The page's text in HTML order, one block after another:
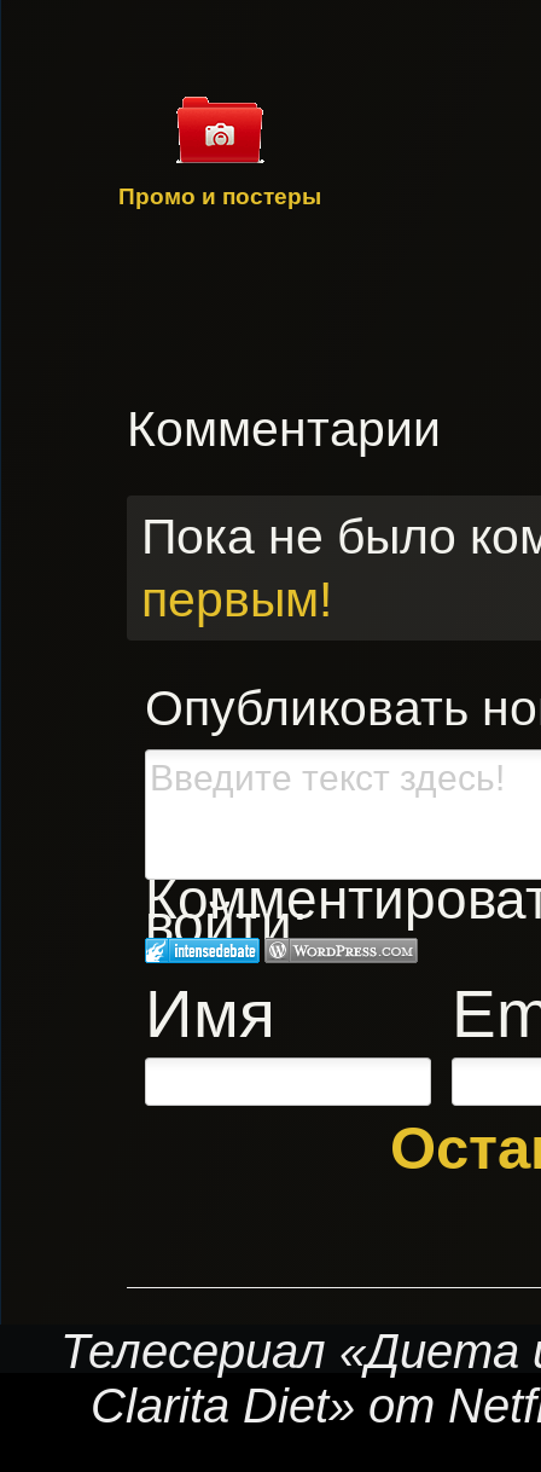
Промо и постеры
Комментарии
Пока не было
первым!
Опубликовать
войти:
Имя
Телесериал
Clarita Diet» от